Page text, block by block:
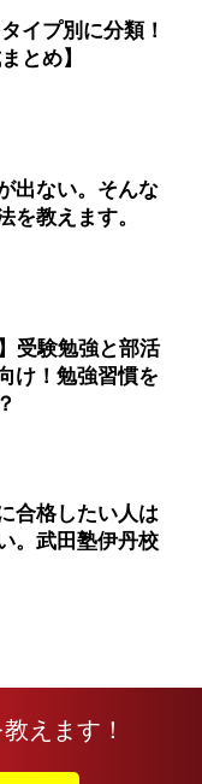
イプ別に分類！
とめ】
出ない。そんな
を教えます。
受験勉強と部活
け！勉強習慣を
合格したい人は
。武田塾伊丹校
えます！